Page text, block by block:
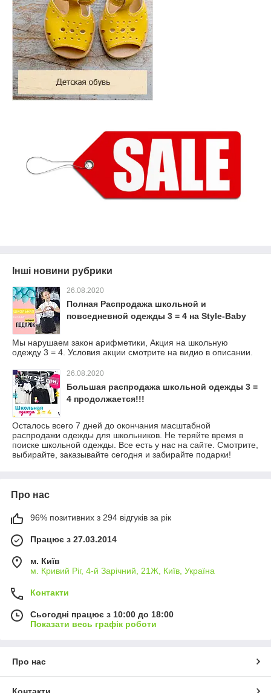
Інші новини рубрики
26.08.2020
Полная Распродажа школьной и
повседневной одежды 3 = 4 на Style-Baby
Мы нарушаем закон арифметики, Акция на школьную
одежду 3 = 4. Условия акции смотрите на видио в описании.
26.08.2020
Большая распродажа школьной одежды 3 =
4 продолжается!!!
Осталось всего 7 дней до окончания масштабной
распродажи одежды для школьников. Не теряйте время в
поиске школьной одежды. Все есть у нас на сайте. Смотрите,
выбирайте, заказывайте сегодня и забирайте подарки!
Про нас
96% позитивних з 294 відгуків за рік
Працює з 27.03.2014
м. Київ
м. Кривий Ріг, 4-й Зарічний, 21Ж, Київ, Україна
Контакти
Сьогодні працює з 10:00 до 18:00
Показати весь графік роботи
Про нас